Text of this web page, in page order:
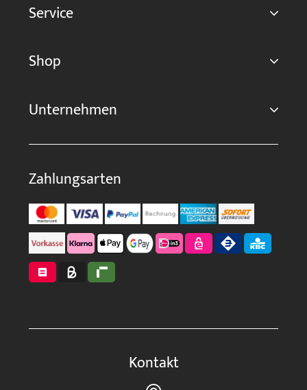
Service
Shop
Unternehmen
Zahlungsarten
Kontakt